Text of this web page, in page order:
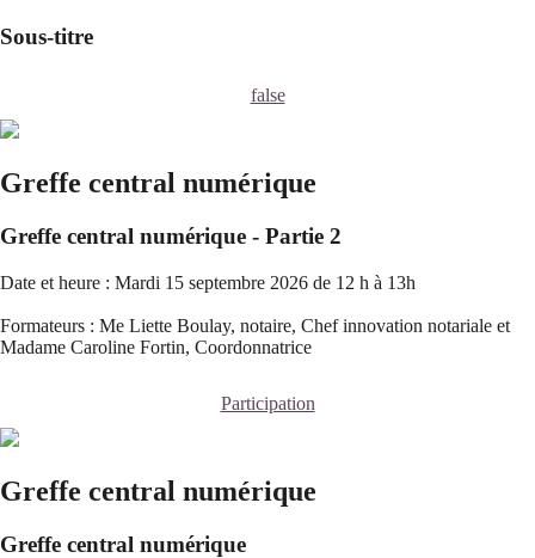
Sous-titre
false
Greffe central numérique
Greffe central numérique - Partie 2
Date et heure : Mardi 15 septembre 2026 de 12 h à 13h
Formateurs : Me Liette Boulay, notaire, Chef innovation notariale et
Madame Caroline Fortin, Coordonnatrice
Participation
Greffe central numérique
Greffe central numérique